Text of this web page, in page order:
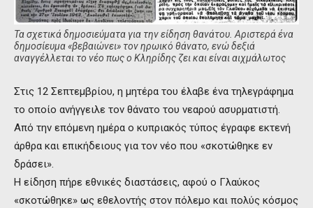
Τα σχετικά δημοσιεύματα για την είδηση θανάτου. Αριστερά ένα
δημοσίευμα «βεβαιώνει» τον ηρωικό θάνατο, ενώ δεξιά
αναγγέλλεται το νέο πως ο Κληρίδης ζει και είναι αιχμάλωτος
Στις 12 Σεπτεμβρίου, η μητέρα του έλαβε ένα τηλεγράφημα
το οποίο ανήγγειλε τον θάνατο του νεαρού ασυρματιστή.
Από την επόμενη ημέρα ο κυπριακός τύπος έγραφε εκτενή
άρθρα και επικήδειους για τον νέο που «σκοτώθηκε εν
δράσει».
Η είδηση πήρε εθνικές διαστάσεις, αφού ο Γλαύκος
«σκοτώθηκε» ως εθελοντής στον πόλεμο και πολύς κόσμος